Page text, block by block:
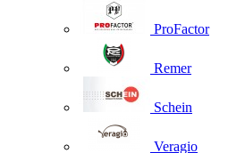
ProFactor
Remer
Schein
Veragio